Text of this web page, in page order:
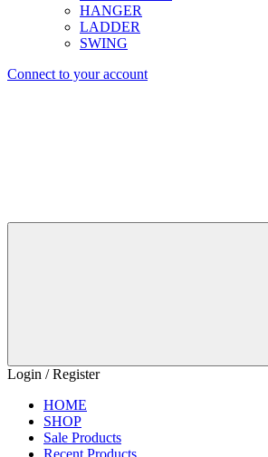
HANGER
LADDER
SWING
Connect to your account
Login / Register
HOME
SHOP
Sale Products
Recent Products